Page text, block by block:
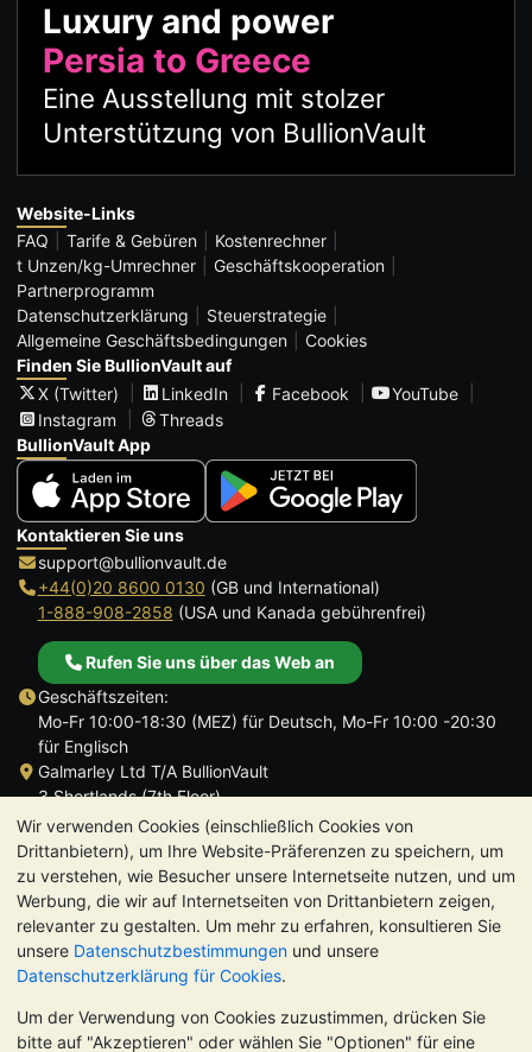
Wir verwenden Cookies (einschließlich Cookies von
Drittanbietern), um Ihre Website-Präferenzen zu speichern, um
zu verstehen, wie Besucher unsere Internetseite nutzen, und um
Werbung, die wir auf Internetseiten von Drittanbietern zeigen,
relevanter zu gestalten. Um mehr zu erfahren, konsultieren Sie
unsere Datenschutzbestimmungen und unsere
Datenschutzerklärung für Cookies.
Um der Verwendung von Cookies zuzustimmen, drücken Sie
bitte auf "Akzeptieren" oder wählen Sie "Optionen" für eine
Luxury and power
Persia to Greece
Eine Ausstellung mit stolzer
Unterstützung von BullionVault
Website-Links
FAQ
Tarife & Gebüren
Kostenrechner
t Unzen/kg-Umrechner
Geschäftskooperation
Partnerprogramm
Datenschutzerklärung
Steuerstrategie
Allgemeine Geschäftsbedingungen
Cookies
Finden Sie BullionVault auf
X (Twitter)
LinkedIn Facebook
YouTube
Instagram
Threads
BullionVault App
Kontaktieren Sie uns
support@bullionvault.de
+44(0)20 8600 0130 (GB und International)
1-888-908-2858 (USA und Kanada gebührenfrei)
Rufen Sie uns über das Web an
Geschäftszeiten:
Mo-Fr 10:00-18:30 (MEZ) für Deutsch, Mo-Fr 10:00 -20:30
für Englisch
Galmarley Ltd T/A BullionVault
3 Shortlands (7th Floor)
Hammersmith
London
W6 8DA
Großbritannien
TrustScore 4.8 | 726 Bewertungen
BITTE BEACHTEN SIE: Der Wert von Edelmetallen kann sowohl